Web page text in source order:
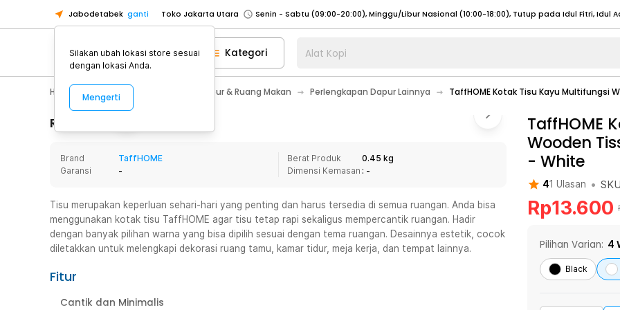
Jabodetabek ganti Toko Jakarta Utara
Toko Tangerang
Toko Cikupa
Pick n Go Jakarta Barat
Senin - Jumat (07:00 - 20:00), Sabtu - Minggu (08:00 - 20:00), Tutup pada Idul Fitri
Pick n Go Bekasi
Senin - Jumat (08:00 - 20:00), Sabtu - Minggu/ Libur Nasional (08:00 - 17:00) Selengkapnya
Senin - Jumat (08:00 - 20:00), Sabtu - Minggu/ Libur Nasional (08:00 - 17:00) Selengkapnya
Senin - Sabtu (09:00-20:00), Minggu/Libur Nasional (12:00-20:00), Tutup pada Idul Fitri
Toko Jakarta Barat
Senin - Sabtu (09:00-20:00), Minggu/Libur Nasional (12:00-20:00), Tutup pada Idul Fitri
Toko Tangerang
Toko Cikupa
Pick n Go Jakarta Barat
Senin - Jumat (07:00 - 20:00), Sabtu - Minggu (08:00 - 20:00), Tutup pada Idul Fitri
Senin - Jumat (08:00 - 20:00), Sabtu - Minggu/ Libur Nasional (08:00 - 17:00) Selengkapnya
Kategori Alat Kopi
Home Appliance Perlengkapan Dapur & Ruang Makan Perlengkapan Dapur Lainnya TaffHOME Kotak Tisu Kayu Multifungsi
Rincian Produk
Brand
TaffHOME
Garansi
-
Berat Produk
0.45 kg
Dimensi Kemasan : -
Tisu merupakan keperluan sehari-hari yang penting dan harus tersedia di semua ruangan. Anda bisa
menggunakan kotak tisu TaffHOME agar tisu tetap rapi sekaligus mempercantik ruangan. Hadir
dengan banyak pilihan warna yang bisa dipilih sesuai dengan tema ruangan. Desainnya estetik, cocok
diletakkan untuk melengkapi dekorasi ruang tamu, kamar tidur, meja kerja, dan tempat lainnya.
Fitur
Cantik dan Minimalis
TaffHOME
Wooden
- White
41 Ulasan • SKU
Rp13.600
Pilihan Varian: 4
Black
Silakan ubah lokasi store sesuai
dengan lokasi Anda.
Mengerti